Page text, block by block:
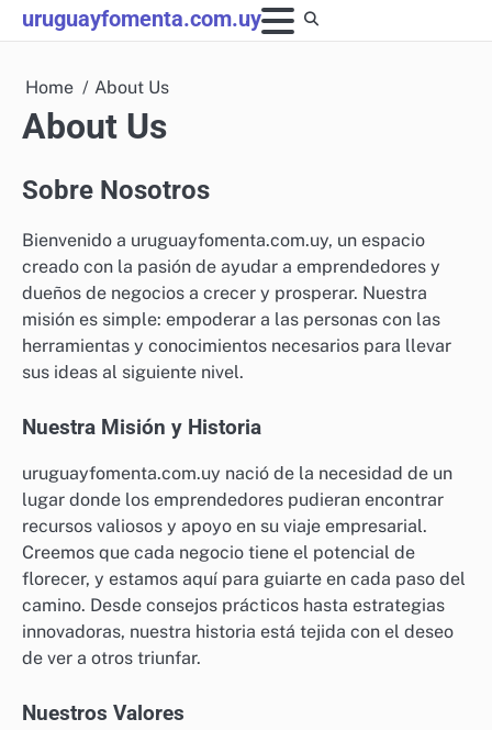
Skip
to
uruguayfomenta.com.uy
Home About Us
About Us
Sobre Nosotros
Bienvenido a uruguayfomenta.com.uy, un espacio
creado con la pasión de ayudar a emprendedores y
dueños de negocios a crecer y prosperar. Nuestra
misión es simple: empoderar a las personas con las
herramientas y conocimientos necesarios para llevar
sus ideas al siguiente nivel.
Nuestra Misión y Historia
uruguayfomenta.com.uy nació de la necesidad de un
lugar donde los emprendedores pudieran encontrar
recursos valiosos y apoyo en su viaje empresarial.
Creemos que cada negocio tiene el potencial de
florecer, y estamos aquí para guiarte en cada paso del
camino. Desde consejos prácticos hasta estrategias
innovadoras, nuestra historia está tejida con el deseo
de ver a otros triunfar.
Nuestros Valores